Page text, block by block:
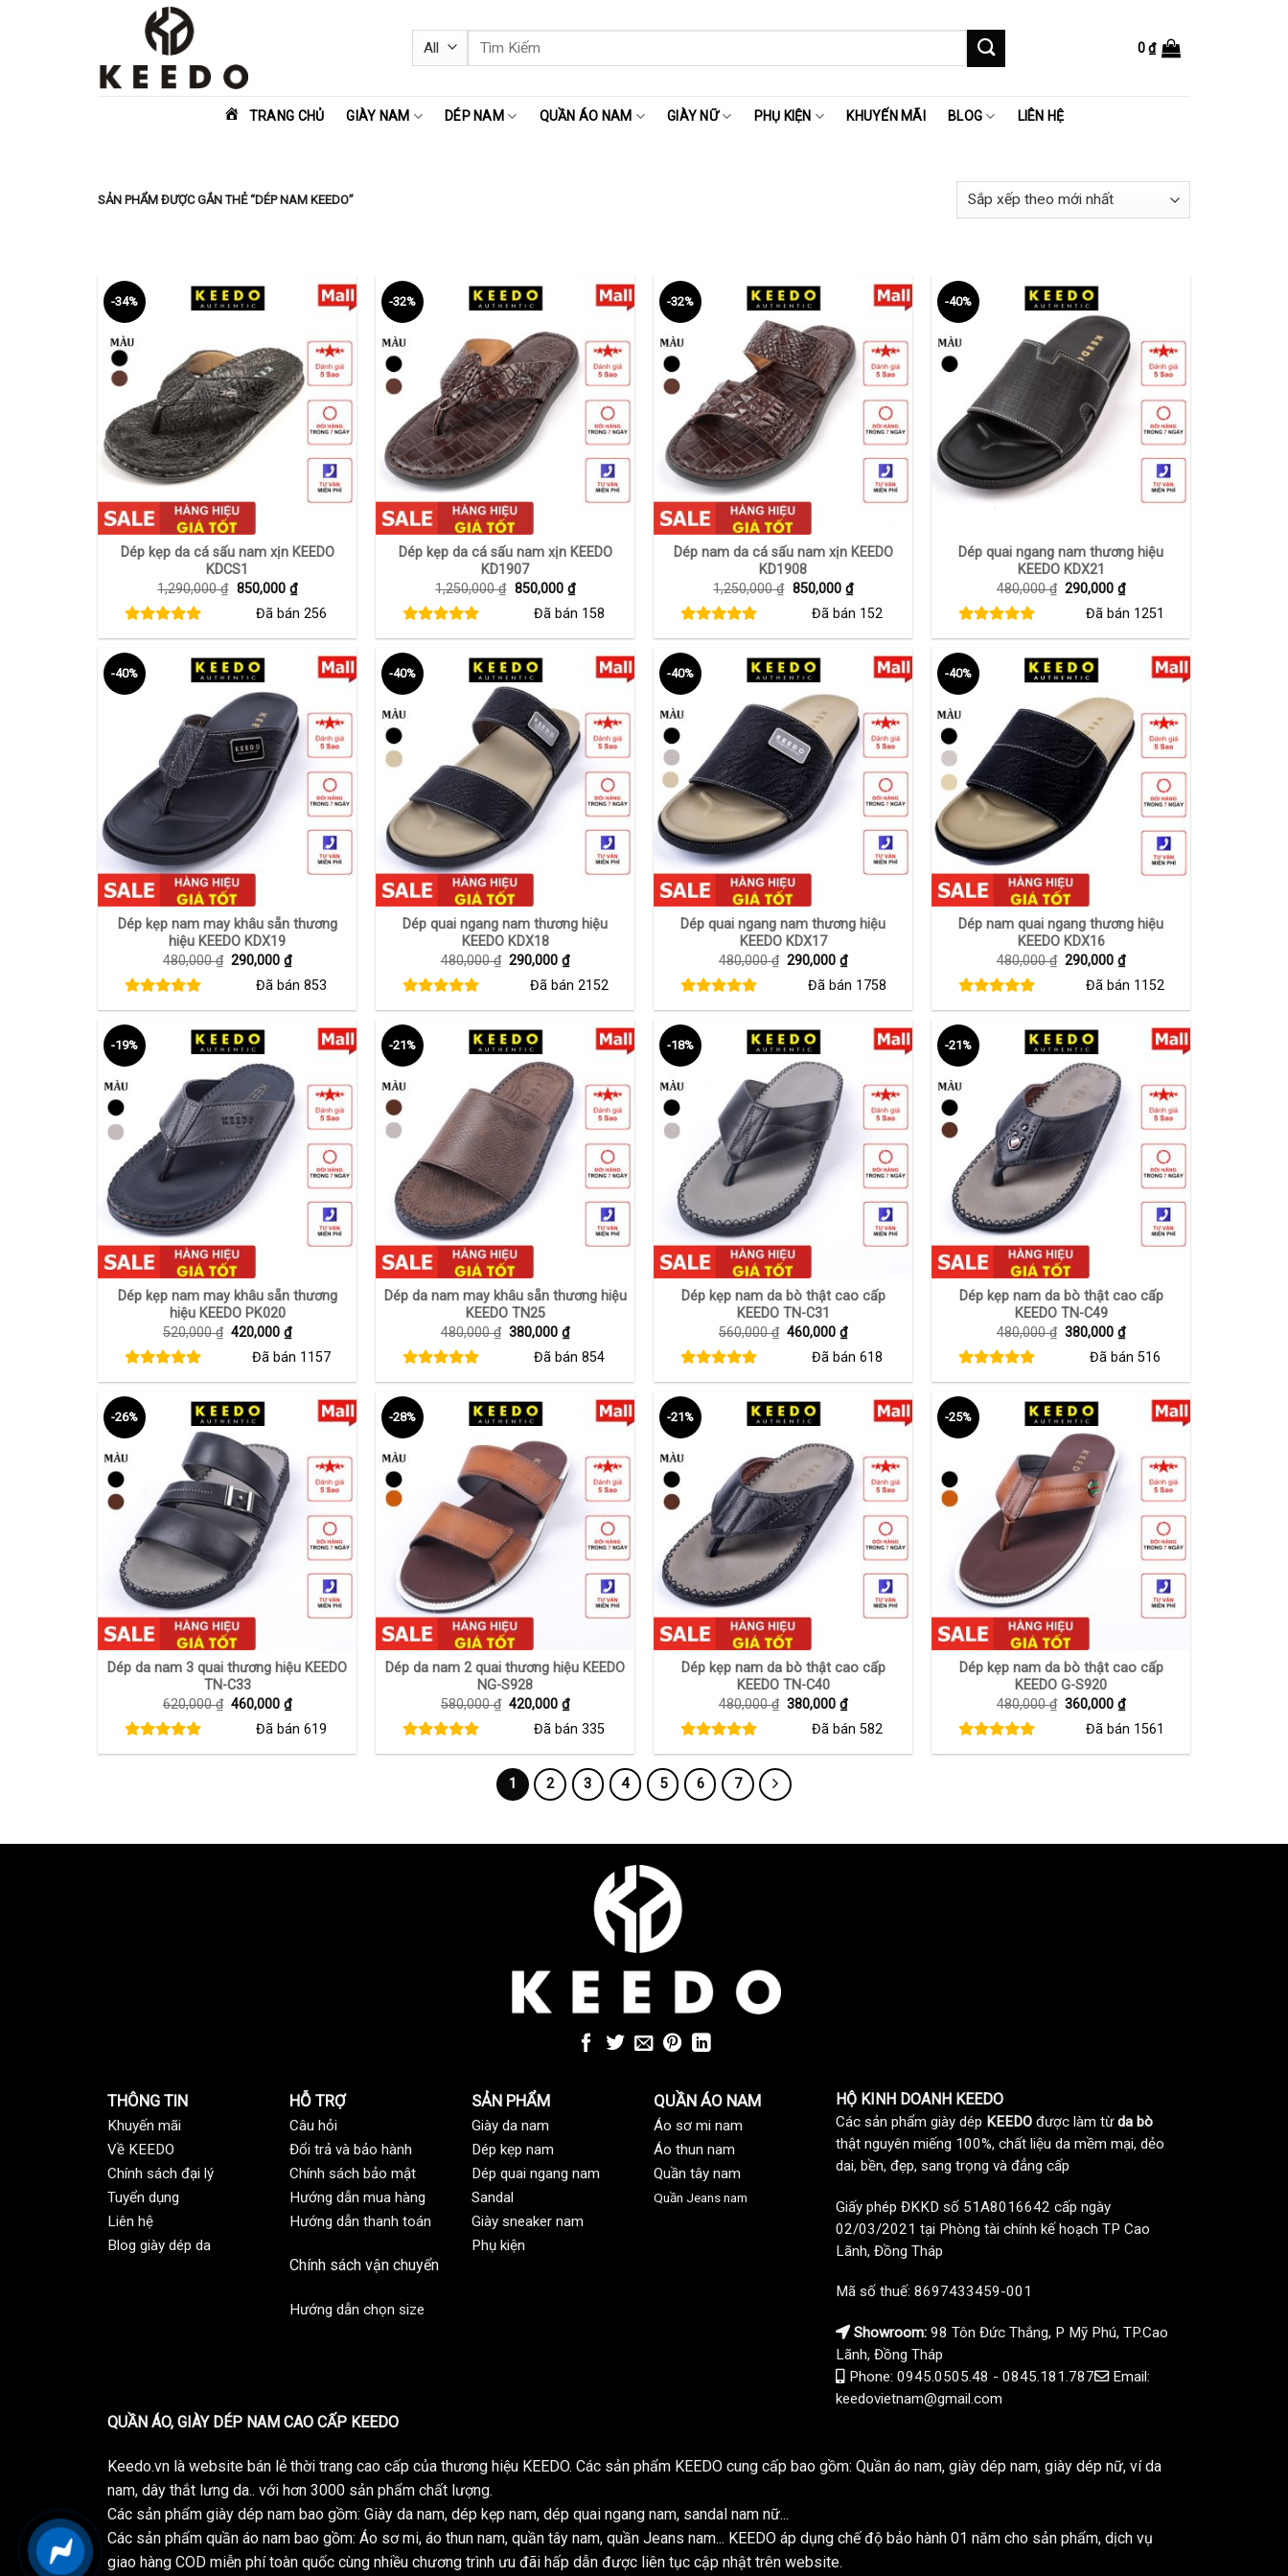
Tìm
kiếm:
0₫
TRANG CHỦ GIÀY NAM DÉP NAM QUẦN ÁO NAM GIÀY NỮ PHỤ KIỆN KHUYẾN MÃI BLOG LIÊN HỆ
SẢN PHẨM ĐƯỢC GẮN THẺ “DÉP NAM KEEDO”
-34%
+
Dép kẹp da cá sấu nam xịn KEEDO
KDCS1
1,290,000₫ Giá
850,000 ₫Giá
hiện
tại
850,000 ₫.
Đã bán 256
-32%
+
Dép kẹp da cá sấu nam xịn KEEDO
KD1907
1,250,000₫ Giá
850,000 ₫Giá
hiện
tại
850,000 ₫.
Đã bán 158
-32%
+
Dép nam da cá sấu nam xịn KEEDO
KD1908
1,250,000₫ Giá
850,000 ₫Giá
hiện
tại
850,000 ₫.
Đã bán 152
-40%
Dép quai ngang nam thương hiệu
KEEDO KDX21
480,000₫ Giá
290,000₫Giá
hiện
tại
290,000 ₫.
Đã bán 1251
-40%
+
Dép kẹp nam may khâu sẵn thương
hiệu KEEDO KDX19
480,000₫ Giá
290,000₫Giá
hiện
tại
290,000 ₫.
Đã bán 853
-40%
+
Dép quai ngang nam thương hiệu
KEEDO KDX18
480,000₫ Giá
290,000₫Giá
hiện
tại
290,000 ₫.
Đã bán 2152
-40%
+
Dép quai ngang nam thương hiệu
KEEDO KDX17
480,000₫ Giá
290,000₫Giá
hiện
tại
290,000 ₫.
Đã bán 1758
-40%
+
Dép nam quai ngang thương hiệu
KEEDO KDX16
480,000₫ Giá
290,000₫Giá
hiện
tại
290,000 ₫.
Đã bán 1152
-19%
+
Dép kẹp nam may khâu sẵn thương
hiệu KEEDO PK020
520,000₫ Giá
420,000₫Giá
hiện
tại
420,000 ₫.
Đã bán 1157
-21%
+
Dép da nam may khâu sẵn thương hiệu
KEEDO TN25
480,000₫ Giá
380,000₫Giá
hiện
tại
380,000 ₫.
Đã bán 854
-18%
+
Dép kẹp nam da bò thật cao cấp
KEEDO TN-C31
560,000₫ Giá
460,000₫Giá
hiện
tại
460,000 ₫.
Đã bán 618
-21%
+
Dép kẹp nam da bò thật cao cấp
KEEDO TN-C49
480,000₫ Giá
380,000₫Giá
hiện
tại
380,000 ₫.
Đã bán 516
-26%
+
Dép da nam 3 quai thương hiệu KEEDO
TN-C33
620,000₫ Giá
460,000₫Giá
hiện
tại
460,000 ₫.
Đã bán 619
-28%
+
Dép da nam 2 quai thương hiệu KEEDO
NG-S928
580,000₫ Giá
420,000₫Giá
hiện
tại
420,000 ₫.
Đã bán 335
-21%
+
Dép kẹp nam da bò thật cao cấp
KEEDO TN-C40
480,000₫ Giá
380,000₫Giá
hiện
tại
380,000 ₫.
Đã bán 582
-25%
+
Dép kẹp nam da bò thật cao cấp
KEEDO G-S920
480,000₫ Giá
360,000₫Giá
hiện
tại
360,000 ₫.
Đã bán 1561
1 2 3 4 5 6 7
THÔNG TIN
Khuyến mãi
Về KEEDO
Chính sách đại lý
Tuyển dụng
Liên hệ
Blog giày dép da
HỖ TRỢ
Câu hỏi
Đổi trả và bảo hành
Chính sách bảo mật
Hướng dẫn mua hàng
Hướng dẫn thanh toán
Chính sách vận chuyển
Hướng dẫn chọn size
SẢN PHẨM
Giày da nam
Dép kẹp nam
Dép quai ngang nam
Sandal
Giày sneaker nam
Phụ kiện
QUẦN ÁO NAM
Áo sơ mi nam
Áo thun nam
Quần tây nam
Quần Jeans nam
HỘ KINH DOANH KEEDO
Các sản phẩm giày dép KEEDO được làm từda bò
thật nguyên miếng 100%, chất liệu da mềm mại, dẻo
dai, bền, đẹp, sang trọng và đẳng cấp
Giấy phép ĐKKD số 51A8016642 cấp ngày
02/03/2021 tại Phòng tài chính kế hoạch TP Cao
Lãnh, Đồng Tháp
Mã số thuế: 8697433459-001
Showroom: 98 Tôn Đức Thắng, P Mỹ Phú, TP.Cao
Lãnh, Đồng Tháp
Phone: 0945.0505.48 - 0845.181.787
Email:
keedovietnam@gmail.com
QUẦN ÁO, GIÀY DÉP NAM CAO CẤP KEEDO
Keedo.vn là website bán lẻ thời trang cao cấp của thương hiệu KEEDO. Các sản phẩm KEEDO cung cấp bao gồm: Quần áo nam, giày dép nam, giày dép nữ, ví da
nam, dây thắt lưng da.. với hơn 3000 sản phẩm chất lượng.
Các sản phẩm giày dép nam bao gồm: Giày da nam, dép kẹp nam, dép quai ngang nam, sandal nam nữ...
Các sản phẩm quần áo nam bao gồm: Áo sơ mi, áo thun nam, quần tây nam, quần Jeans nam... KEEDO áp dụng chế độ bảo hành 01 năm cho sản phẩm, dịch vụ
giao hàng COD miễn phí toàn quốc cùng nhiều chương trình ưu đãi hấp dẫn được liên tục cập nhật trên website.